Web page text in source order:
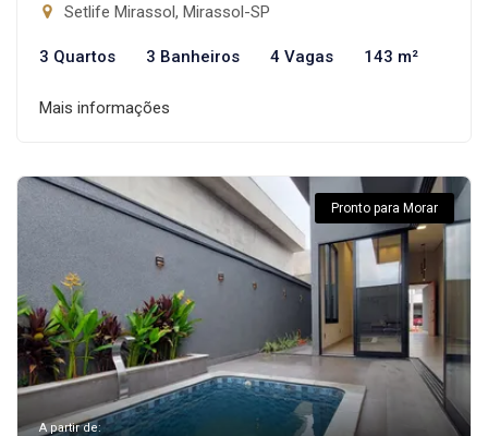
Setlife Mirassol, Mirassol-SP
3 Quartos 3 Banheiros 4 Vagas 143 m²
Mais informações
Pronto para Morar
A partir de: